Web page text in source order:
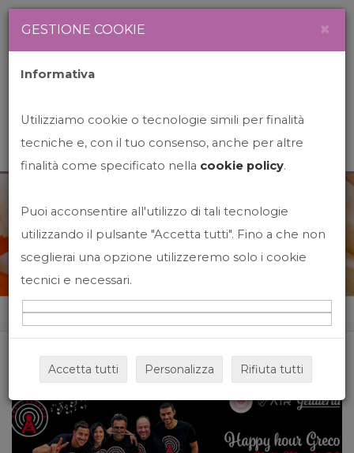
News&Events
Home News&events
GESTIONE COOKIE ×
Informativa
Utilizziamo cookie o tecnologie simili per finalità
tecniche e, con il tuo consenso, anche per altre
finalità come specificato nella cookie policy.
Puoi acconsentire all'utilizzo di tali tecnologie
utilizzando il pulsante "Accetta tutti". Fino a che non
sceglierai una opzione utilizzeremo solo i cookie
tecnici e necessari.
Accetta tutti Personalizza Rifiuta tutti